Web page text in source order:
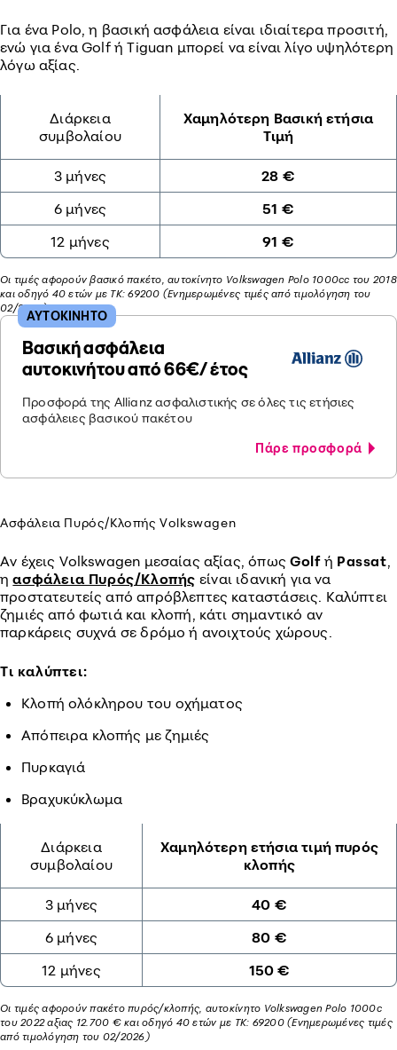
Για ένα Polo, η βασική ασφάλεια είναι ιδιαίτερα προσιτή,
ενώ για ένα Golf ή Tiguan μπορεί να είναι λίγο υψηλότερη
λόγω αξίας.
Διάρκεια
συμβολαίου
Χαμηλότερη Βασική ετήσια
Τιμή
3 μήνες
28 €
6 μήνες
51 €
12 μήνες
91 €
Οι τιμές αφορούν βασικό πακέτο, αυτοκίνητο Volkswagen Polo 1000cc του 2018
και οδηγό 40 ετών με ΤΚ: 69200 (Ενημερωμένες τιμές από τιμολόγηση του
02/2026)
Βασική ασφάλεια
αυτοκινήτου από 66€/ έτος
Προσφορά της Allianz ασφαλιστικής σε όλες τις ετήσιες
ασφάλειες βασικού πακέτου
Πάρε προσφορά
ΑΥΤΟΚΙΝΗΤΟ
Ασφάλεια Πυρός/Κλοπής Volkswagen
Αν έχεις Volkswagen μεσαίας αξίας, όπωςGolfή Passat,
ηασφάλεια Πυρός/Κλοπής είναι ιδανική για να
προστατευτείς από απρόβλεπτες καταστάσεις. Καλύπτει
ζημιές από φωτιά και κλοπή, κάτι σημαντικό αν
παρκάρεις συχνά σε δρόμο ή ανοιχτούς χώρους.
Τι καλύπτει:
Κλοπή ολόκληρου του οχήματος
Απόπειρα κλοπής με ζημιές
Πυρκαγιά
Βραχυκύκλωμα
Διάρκεια
συμβολαίου
Χαμηλότερη ετήσια τιμή πυρός
κλοπής
3 μήνες
40 €
6 μήνες
80 €
12 μήνες
150 €
Οι τιμές αφορούν πακέτο πυρός/κλοπής, αυτοκίνητο Volkswagen Polo 1000c
του 2022 αξιας 12.700 € και οδηγό 40 ετών με ΤΚ: 69200 (Ενημερωμένες τιμές
από τιμολόγηση του 02/2026)